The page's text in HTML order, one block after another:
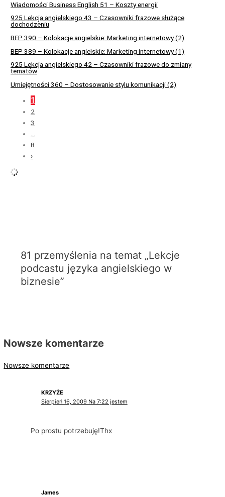
Wiadomości Business English 51 – Koszty energii
925 Lekcja angielskiego 43 – Czasowniki frazowe służące
dochodzeniu
BEP 390 – Kolokacje angielskie: Marketing internetowy (2)
BEP 389 – Kolokacje angielskie: Marketing internetowy (1)
925 Lekcja angielskiego 42 – Czasowniki frazowe do zmiany
tematów
Umiejętności 360 – Dostosowanie stylu komunikacji (2)
1
2
3
8
›
81 przemyślenia na temat „Lekcje
podcastu języka angielskiego w
biznesie”
Nowsze komentarze
Nowsze komentarze
KRZYŻE
Sierpień 16, 2009 Na 7:22 jestem
Po prostu potrzebuję!Thx
James